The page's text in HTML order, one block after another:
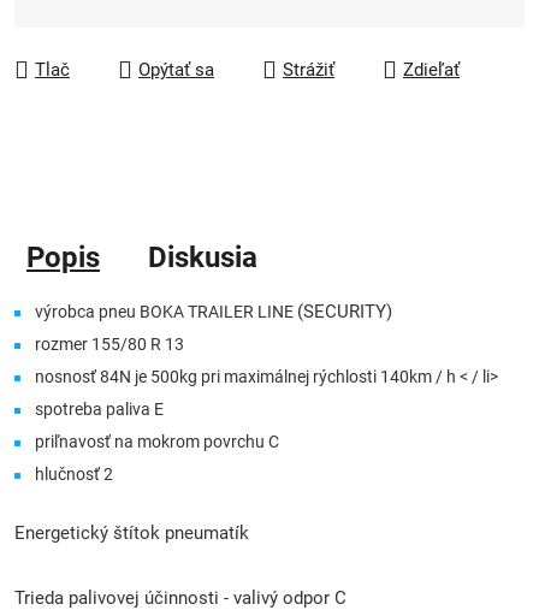
Tlač Opýtať sa Strážiť Zdieľať
Popis Diskusia
výrobca pneu BOKA TRAILER LINE (SECURITY)
rozmer 155/80 R 13
nosnosť 84N je 500kg pri maximálnej rýchlosti 140km / h < / li>
spotreba paliva E
priľnavosť na mokrom povrchu C
hlučnosť 2
Energetický štítok pneumatík
Trieda palivovej účinnosti - valivý odpor C